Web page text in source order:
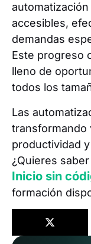
accesibles,
demandas
Este progreso
lleno de
todos los
Las
transformando
productividad
¿Quieres
Inicio sin
formación